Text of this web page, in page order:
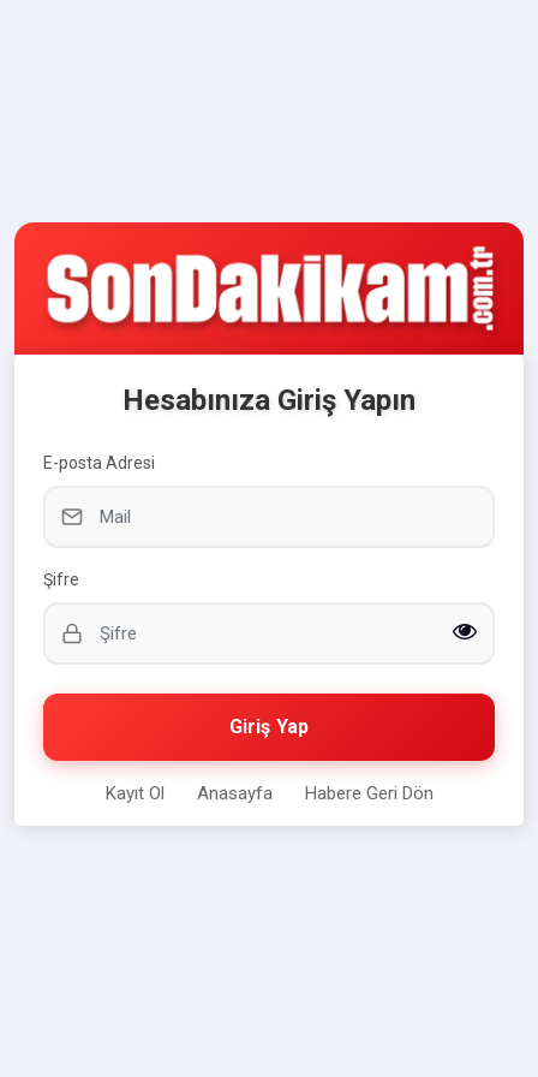
Hesabınıza Giriş Yapın
E-posta Adresi
Şifre
Giriş Yap
Kayıt Ol Anasayfa Habere Geri Dön